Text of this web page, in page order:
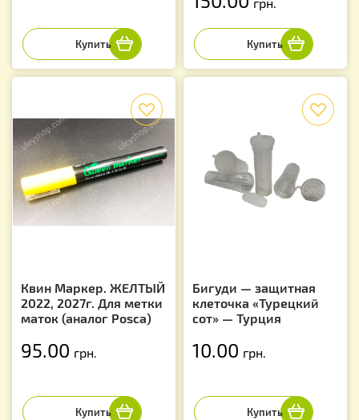
Квин Маркер. ЖЕЛТЫЙ
2022, 2027г. Для метки
маток (аналог Posca)
95.00 грн.
Бигуди — защитная
клеточка «Турецкий
сот» — Турция
10.00 грн.